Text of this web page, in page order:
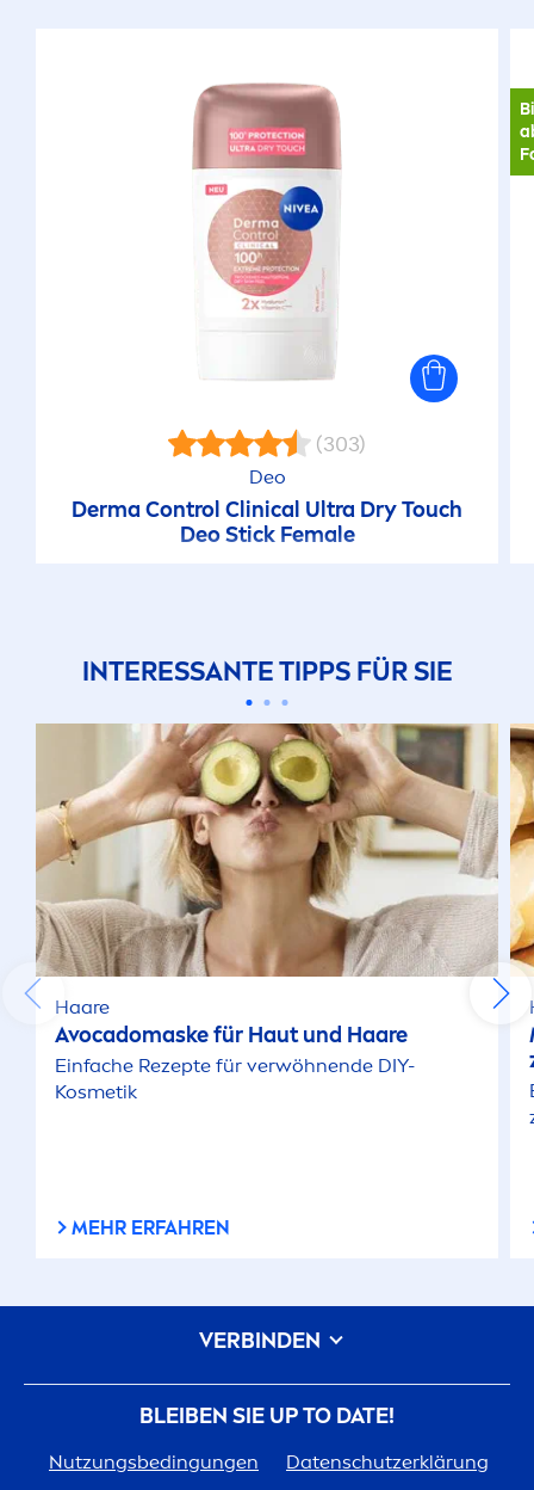
(303)
Deo
Derma Control Clinical Ultra Dry Touch
Deo Stick Female
INTERESSANTE TIPPS FÜR SIE
Haare
Avocadomaske für Haut und Haare
Einfache Rezepte für verwöhnende DIY-
Kosmetik
MEHR ERFAHREN
BLEIBEN SIE UP TO DATE!
Nutzungsbedingungen Datenschutzerklärung
VERBINDEN